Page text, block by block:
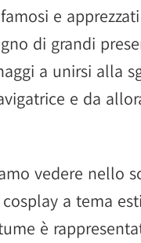
e
di grandi
a unirsi alla
e da
vedere nello
a tema
è